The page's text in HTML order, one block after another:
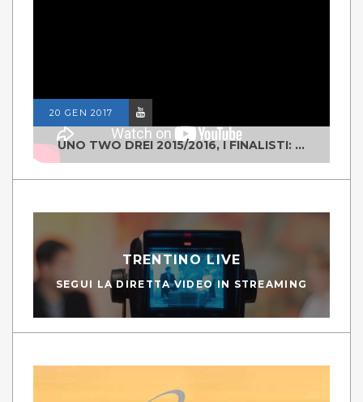
20 GEN 2017
UNO TWO DREI 2015/2016, I FINALISTI: CLASSE IV ALS ISTITUTO "DEGASPERI" BORGO VALSUGANA
TRENTINO LIVE
SEGUI LA DIRETTA VIDEO IN STREAMING